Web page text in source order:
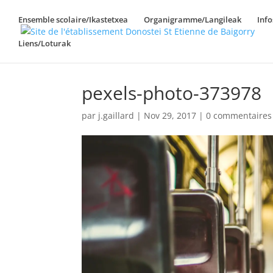
Ensemble scolaire/Ikastetxea Organigramme/Langileak
Liens/Loturak
pexels-photo-373978
par j.gaillard | Nov 29, 2017 |0 commentaires